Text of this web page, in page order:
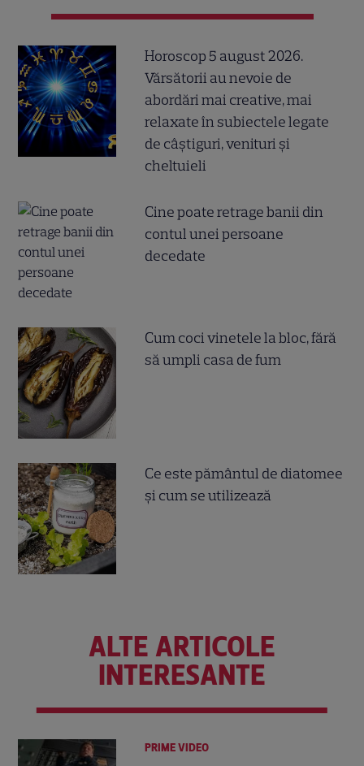
Horoscop 5 august 2026.
Vărsătorii au nevoie de
abordări mai creative, mai
relaxate în subiectele legate
de câștiguri, venituri și
cheltuieli
Cine poate retrage banii din
contul unei persoane
decedate
Cum coci vinetele la bloc, fără
să umpli casa de fum
Ce este pământul de diatomee
și cum se utilizează
ALTE ARTICOLE
INTERESANTE
PRIME VIDEO